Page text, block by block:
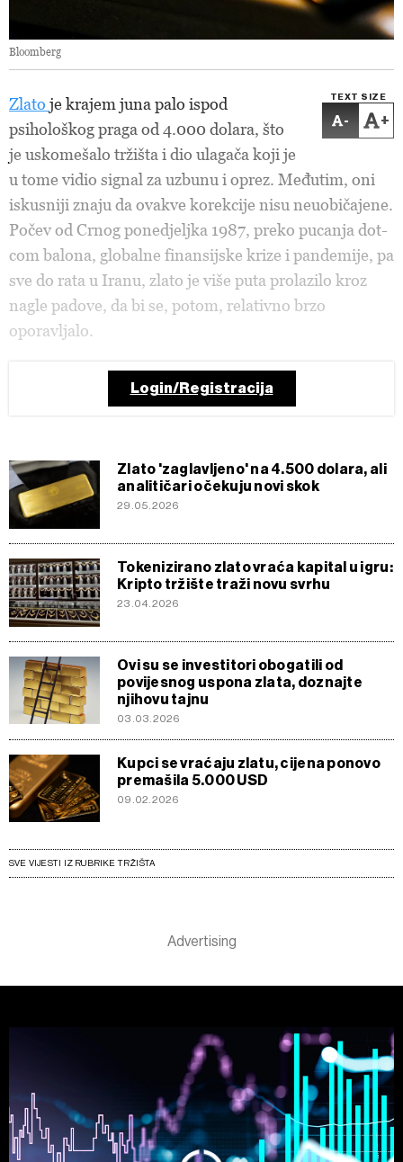
Bloomberg
TEXT SIZE
- +
Zlato je krajem juna palo ispod
psihološkog praga od 4.000 dolara, što
je uskomešalo tržišta i dio ulagača koji je
u tome vidio signal za uzbunu i oprez. Međutim, oni
iskusniji znaju da ovakve korekcije nisu neuobičajene.
Počev od Crnog ponedjeljka 1987, preko pucanja dot-
com balona, globalne finansijske krize i pandemije, pa
sve do rata u Iranu, zlato je više puta prolazilo kroz
nagle padove, da bi se, potom, relativno brzo
oporavljalo.
Login/Registracija
Zlato 'zaglavljeno' na 4.500 dolara, ali
analitičari očekuju novi skok
29.05.2026
Tokenizirano zlato vraća kapital u igru:
Kripto tržište traži novu svrhu
23.04.2026
Ovi su se investitori obogatili od
povijesnog uspona zlata, doznajte
njihovu tajnu
03.03.2026
Kupci se vraćaju zlatu, cijena ponovo
premašila 5.000 USD
09.02.2026
SVE VIJESTI IZ RUBRIKE TRŽIŠTA